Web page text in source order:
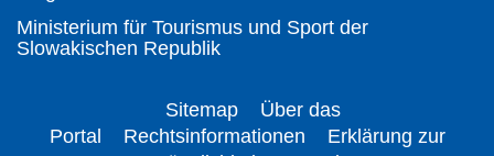
Ministerium für Tourismus und Sport der
Slowakischen Republik
Sitemap
Über das
Portal
Rechtsinformationen
Erklärung zur